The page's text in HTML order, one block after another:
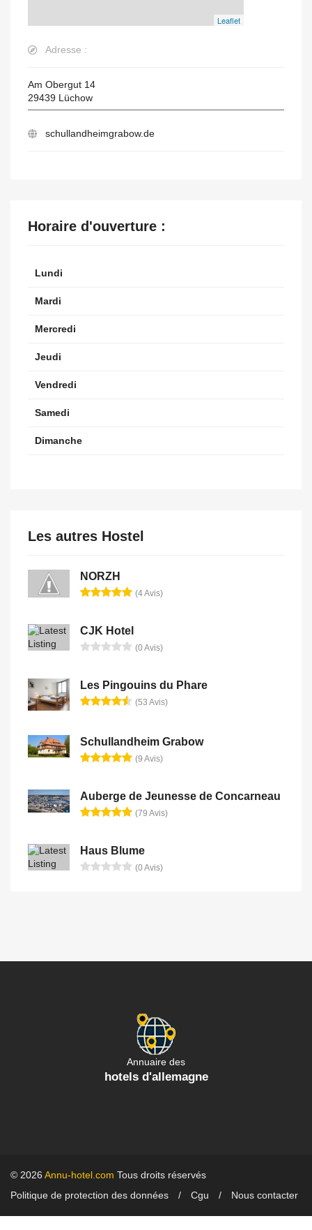
Leaflet
Adresse :
Am Obergut 14
29439 Lüchow
schullandheimgrabow.de
Horaire d'ouverture :
Lundi
Mardi
Mercredi
Jeudi
Vendredi
Samedi
Dimanche
Les autres Hostel
NORZH
(4 Avis)
CJK Hotel
(0 Avis)
Les Pingouins du Phare
(53 Avis)
Schullandheim Grabow
(9 Avis)
Auberge de Jeunesse de Concarneau
(79 Avis)
Haus Blume
(0 Avis)
Annuaire des
hotels d'allemagne
© 2026 Annu-hotel.com Tous droits réservés
Politique de protection des données
Cgu Nous contacter